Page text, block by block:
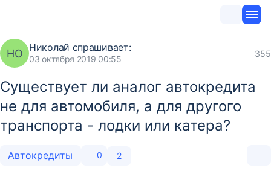
НО Николай спрашивает:
03 октября 2019 00:55
355
Существует ли аналог автокредита
не для автомобиля, а для другого
транспорта - лодки или катера?
Автокредиты 0 2